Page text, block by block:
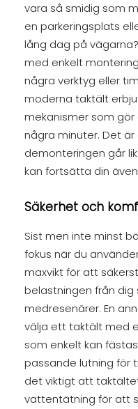
vara så smidig som
en parkeringsplats
lång dag på
med enkelt
några verktyg eller
moderna taktält
mekanismer som
några minuter. Det
demonteringen går
kan fortsätta din
Säkerhet och
Sist men inte minst
fokus när du
maxvikt för att
belastningen från dig
medresenärer. En
välja ett taktält med
som enkelt kan
passande lutning för
det viktigt att
vattentätning för att